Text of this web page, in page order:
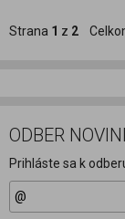
Strana 1 z 2
ODBER
Prihláste sa k